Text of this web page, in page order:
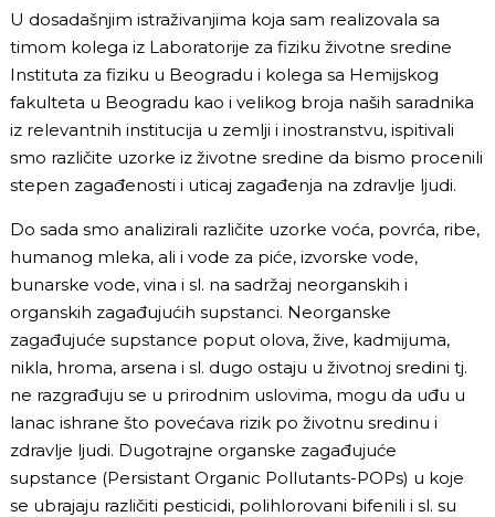
U dosadašnjim istraživanjima koja sam realizovala sa
timom kolega iz Laboratorije za fiziku životne sredine
Instituta za fiziku u Beogradu i kolega sa Hemijskog
fakulteta u Beogradu kao i velikog broja naših saradnika
iz relevantnih institucija u zemlji i inostranstvu, ispitivali
smo različite uzorke iz životne sredine da bismo procenili
stepen zagađenosti i uticaj zagađenja na zdravlje ljudi.
Do sada smo analizirali različite uzorke voća, povrća, ribe,
humanog mleka, ali i vode za piće, izvorske vode,
bunarske vode, vina i sl. na sadržaj neorganskih i
organskih zagađujućih supstanci. Neorganske
zagađujuće supstance poput olova, žive, kadmijuma,
nikla, hroma, arsena i sl. dugo ostaju u životnoj sredini tj.
ne razgrađuju se u prirodnim uslovima, mogu da uđu u
lanac ishrane što povećava rizik po životnu sredinu i
zdravlje ljudi. Dugotrajne organske zagađujuće
supstance (Persistant Organic Pollutants-POPs) u koje
se ubrajaju različiti pesticidi, polihlorovani bifenili i sl. su